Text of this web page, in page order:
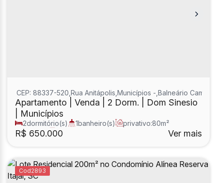
Apartamento | Venda | 2 Dorm. | Dom Sinesio
| Municípios
R$ 650.000
CEP: 88337-520 Rua Anitápolis Municípios Balneário
2dormitório(s) 1banheiro(s) privativo:80m²
1sala(s) 1suíte(s) Ver mais
2893